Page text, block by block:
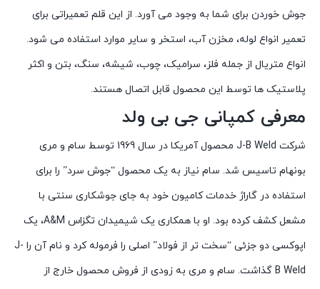
جوش خوردن برای شما به وجود می آورد. از این قلم تعمیراتی برای
تعمیر انواع لوله، مخزن آب، استخر و سایر موارد استفاده می شود.
انواع متریال از جمله فلز، سرامیک، چوب، شیشه، سنگ، بتن و اکثر
پلاستیک ها توسط این محصول قابل اتصال هستند.
معرفی کمپانی جی بی ولد
شرکت J-B Weld محصول آمریکا در سال 1969 توسط سام و مری
بونهام تاسیس شد. سام نیاز به یک محصول “جوش سرد” را برای
استفاده در گاراژ خدمات کامیون خود به جای جوشکاری سنتی با
مشعل کشف کرده بود. او با همکاری یک شیمیدان تگزاس A&M، یک
اپوکسی دو جزئی “سخت تر از فولاد” اصلی را فرموله کرد و نام آن را J-
B Weld گذاشت. سام و مری به زودی از فروش محصول خارج از